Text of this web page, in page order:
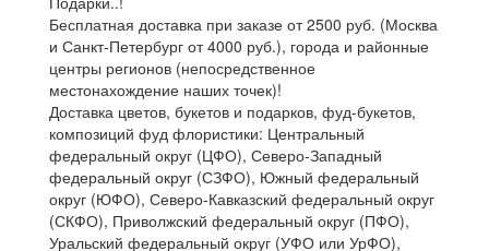
Бесплатная доставка при заказе от 2500 руб. (Москва
и Санкт-Петербург от 4000 руб.), города и районные
центры регионов (непосредственное
местонахождение наших точек)!
Доставка цветов, букетов и подарков, фуд-букетов,
композиций фуд флористики: Центральный
федеральный округ (ЦФО), Северо-Западный
федеральный округ (СЗФО), Южный федеральный
округ (ЮФО), Северо-Кавказский федеральный округ
(СКФО), Приволжский федеральный округ (ПФО),
Уральский федеральный округ (УФО или УрФО),